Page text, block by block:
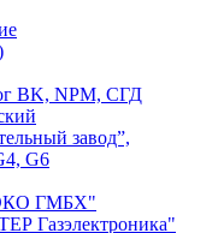
BK, NPM, СГД
завод”,
G6
ГМБХ"
Газэлектроника"